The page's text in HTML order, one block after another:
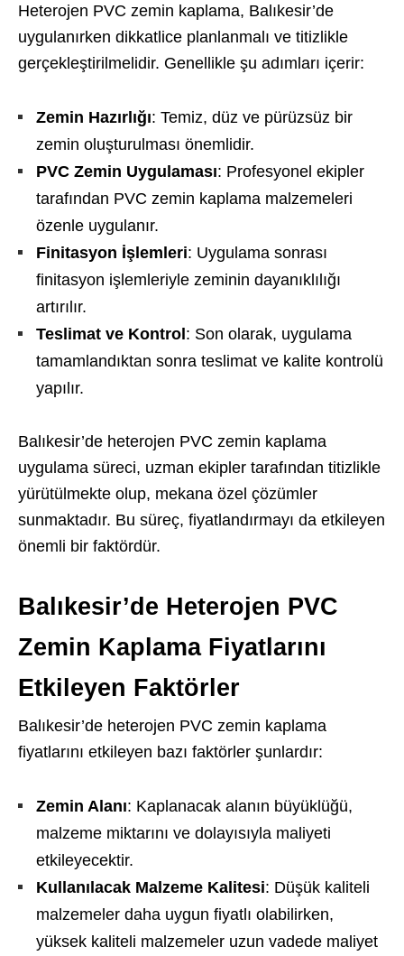
Heterojen PVC zemin kaplama, Balıkesir’de
uygulanırken dikkatlice planlanmalı ve titizlikle
gerçekleştirilmelidir. Genellikle şu adımları içerir:
Zemin Hazırlığı: Temiz, düz ve pürüzsüz bir
zemin oluşturulması önemlidir.
PVC Zemin Uygulaması: Profesyonel ekipler
tarafından PVC zemin kaplama malzemeleri
özenle uygulanır.
Finitasyon İşlemleri: Uygulama sonrası
finitasyon işlemleriyle zeminin dayanıklılığı
artırılır.
Teslimat ve Kontrol : Son olarak, uygulama
tamamlandıktan sonra teslimat ve kalite kontrolü
yapılır.
Balıkesir’de heterojen PVC zemin kaplama
uygulama süreci, uzman ekipler tarafından titizlikle
yürütülmekte olup, mekana özel çözümler
sunmaktadır. Bu süreç, fiyatlandırmayı da etkileyen
önemli bir faktördür.
Balıkesir’de Heterojen PVC
Zemin Kaplama Fiyatlarını
Etkileyen Faktörler
Balıkesir’de heterojen PVC zemin kaplama
fiyatlarını etkileyen bazı faktörler şunlardır:
Zemin Alanı: Kaplanacak alanın büyüklüğü,
malzeme miktarını ve dolayısıyla maliyeti
etkileyecektir.
Kullanılacak Malzeme Kalitesi: Düşük kaliteli
malzemeler daha uygun fiyatlı olabilirken,
yüksek kaliteli malzemeler uzun vadede maliyet